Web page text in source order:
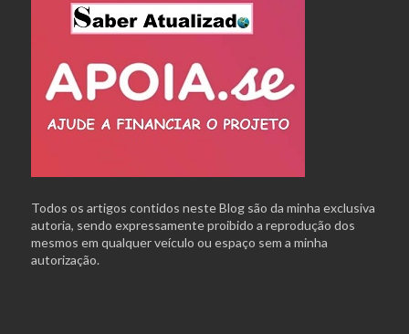
Todos os artigos contidos neste Blog são da minha exclusiva
autoria, sendo expressamente proibido a reprodução dos
mesmos em qualquer veículo ou espaço sem a minha
autorização.